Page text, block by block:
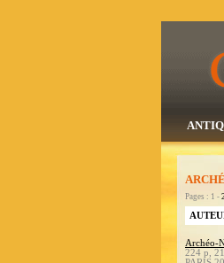
Pages : 1 - 2
Archéo-
224 p,